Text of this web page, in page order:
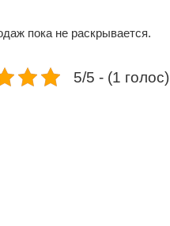
пока не раскрывается.
5/5 - (1 голос)